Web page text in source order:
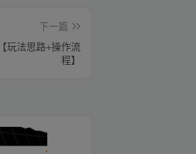
下一篇
玩法思路+操作流
程】